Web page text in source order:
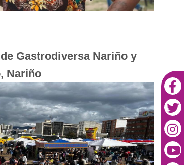
Gastrodiversa Nariño y
Nariño